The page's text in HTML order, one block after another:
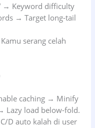
→ Keyword difficulty
→ Target long-tail
serang celah
caching → Minify
Lazy load below-fold.
D auto kalah di user